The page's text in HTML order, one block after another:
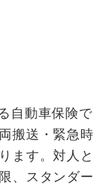
自動車保険で
搬送・緊急時
ます。対人と
、スタンダー